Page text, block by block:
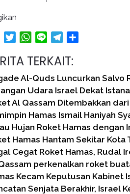
FacebookTwitterWhatsApp
Line Telegram
TERKAIT:
Al-Quds Luncurkan Salvo
Udara Israel Dekat
Al Qassam Ditembakkan
Hamas Ismail Haniyah
Hujan Roket Hamas dengan
Hamas Hantam Sekitar Kota
Cegat Roket Hamas, Rudal
perkenalkan roket
Kecam Keputusan Kabinet
Senjata Berakhir, Israel